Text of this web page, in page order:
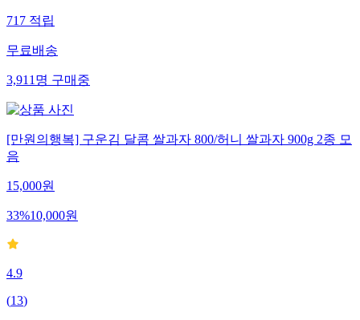
717적립
무료배송
3,911명구매중
[만원의행복] 구운김 달콤 쌀과자 800/허니 쌀과자 900g 2종 모
음
15,000원
33%10,000원
4.9
(13)